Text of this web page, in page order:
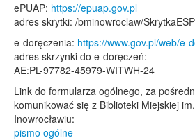
ePUAP: https://epuap.gov.pl
adres skrytki: /bminowroclaw/SkrytkaESP
e-doręczenia: https://www.gov.pl/web/e-
adres skrzynki do e-doręczeń:
AE:PL-97782-45979-WITWH-24
Link do formularza ogólnego, za
komunikować się z Biblioteki Miejskiej
Inowrocławiu:
pismo ogólne